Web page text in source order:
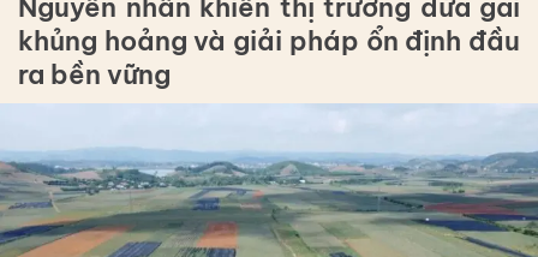
khủng hoảng và giải pháp ổn định đầu
ra bền vững